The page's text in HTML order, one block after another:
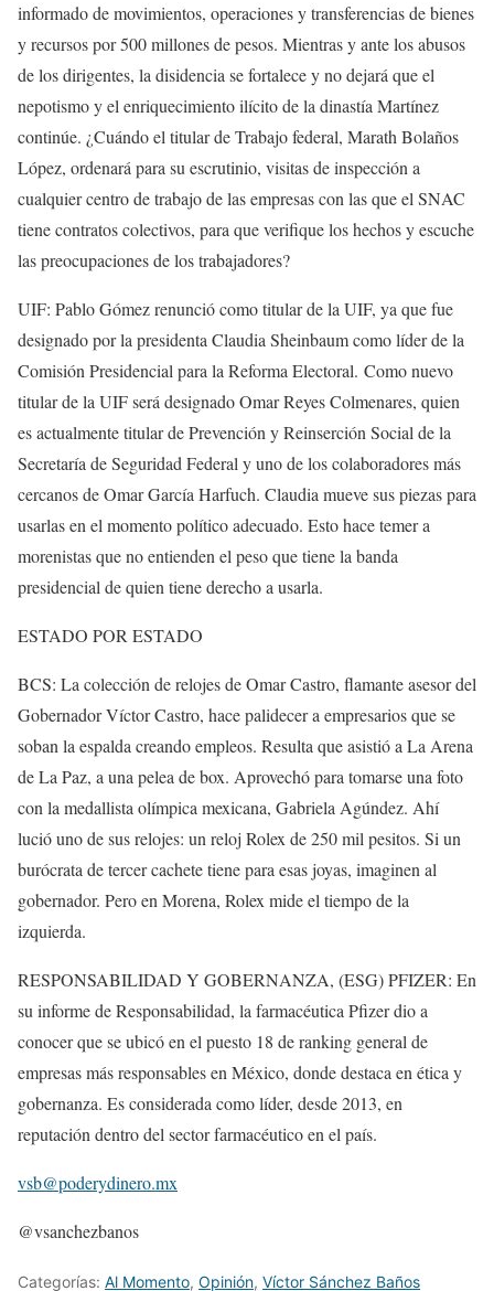
informado de movimientos, operaciones y transferencias de bienes
y recursos por 500 millones de pesos. Mientras y ante los abusos
de los dirigentes, la disidencia se fortalece y no dejará que el
nepotismo y el enriquecimiento ilícito de la dinastía Martínez
continúe. ¿Cuándo el titular de Trabajo federal, Marath Bolaños
López, ordenará para su escrutinio, visitas de inspección a
cualquier centro de trabajo de las empresas con las que el SNAC
tiene contratos colectivos, para que verifique los hechos y escuche
las preocupaciones de los trabajadores?
UIF: Pablo Gómez renunció como titular de la UIF, ya que fue
designado por la presidenta Claudia Sheinbaum como líder de la
Comisión Presidencial para la Reforma Electoral. ⁠Como nuevo
titular de la UIF será designado Omar Reyes Colmenares, quien
es actualmente titular de Prevención y Reinserción Social de la
Secretaría de Seguridad Federal y uno de los colaboradores más
cercanos de Omar García Harfuch. Claudia mueve sus piezas para
usarlas en el momento político adecuado. Esto hace temer a
morenistas que no entienden el peso que tiene la banda
presidencial de quien tiene derecho a usarla.
ESTADO POR ESTADO
BCS: La colección de relojes de Omar Castro, flamante asesor del
Gobernador Víctor Castro, hace palidecer a empresarios que se
soban la espalda creando empleos. Resulta que asistió a La Arena
de La Paz, a una pelea de box. Aprovechó para tomarse una foto
con la medallista olímpica mexicana, Gabriela Agúndez. Ahí
lució uno de sus relojes: un reloj Rolex de 250 mil pesitos. Si un
burócrata de tercer cachete tiene para esas joyas, imaginen al
gobernador. Pero en Morena, Rolex mide el tiempo de la
izquierda.
RESPONSABILIDAD Y GOBERNANZA, (ESG) PFIZER: En
su informe de Responsabilidad, la farmacéutica Pfizer dio a
conocer que se ubicó en el puesto 18 de ranking general de
empresas más responsables en México, donde destaca en ética y
gobernanza. Es considerada como líder, desde 2013, en
reputación dentro del sector farmacéutico en el país.
vsb@poderydinero.mx
@vsanchezbanos
Categorías: Al Momento, Opinión, Víctor Sánchez Baños